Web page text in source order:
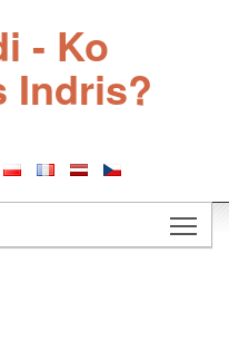
- Ko
Indris?